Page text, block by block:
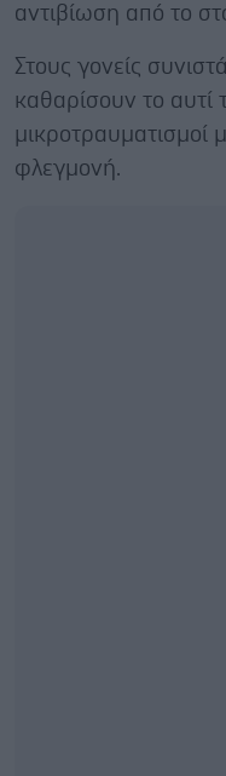
αντιβίωση από το
Στους γονείς
καθαρίσουν το αυτί
μικροτραυματισμοί
φλεγμονή.